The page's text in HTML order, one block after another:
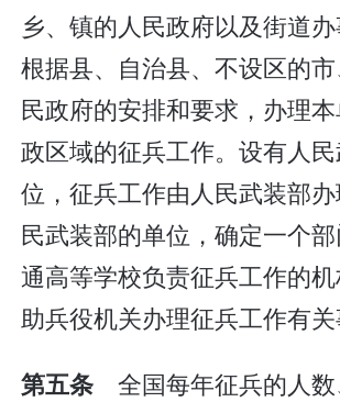
乡、镇的人民政府以及街道
根据县、自治县、不设区的
民政府的安排和要求，办理
政区域的征兵工作。设有人
位，征兵工作由人民武装部
民武装部的单位，确定一个
通高等学校负责征兵工作的
助兵役机关办理征兵工作有关
第五条 全国每年征兵的人